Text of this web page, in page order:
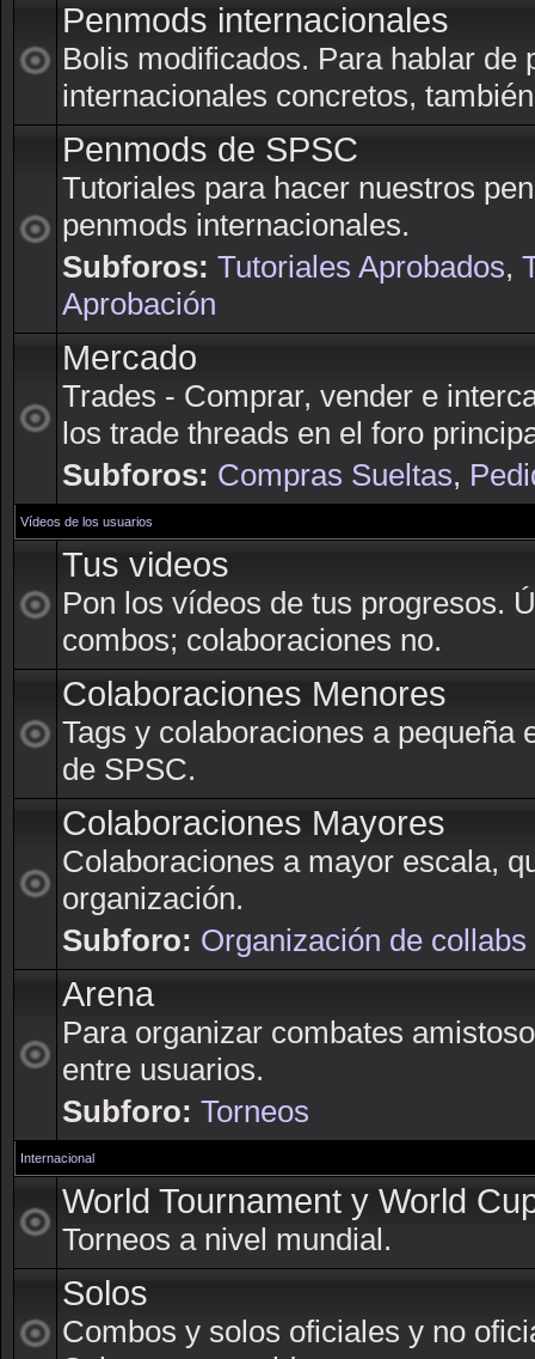
Penmods internacionales
Bolis modificados. Para hablar de
internacionales concretos,
Penmods de SPSC
Tutoriales para hacer nuestros
penmods internacionales.
Subforos: Tutoriales Aprobados,
Aprobación
Mercado
Trades - Comprar, vender e
los trade threads en el foro
Subforos: Compras Sueltas,
Vídeos de los usuarios
Tus videos
Pon los vídeos de tus progresos.
combos; colaboraciones no.
Colaboraciones Menores
Tags y colaboraciones a pequeña
de SPSC.
Colaboraciones Mayores
Colaboraciones a mayor escala,
organización.
Subforo: Organización de collabs
Arena
Para organizar combates
entre usuarios.
Subforo: Torneos
Internacional
World Tournament y World
Torneos a nivel mundial.
Solos
Combos y solos oficiales y no